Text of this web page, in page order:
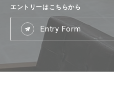
エントリーはこちらから
Entry Form